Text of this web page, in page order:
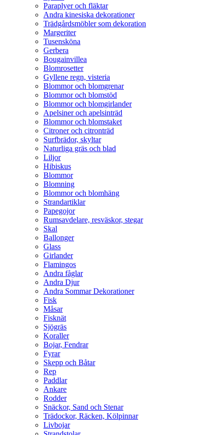
Paraplyer och fläktar
Andra kinesiska dekorationer
Trädgårdsmöbler som dekoration
Margeriter
Tusensköna
Gerbera
Bougainvillea
Blomrosetter
Gyllene regn, visteria
Blommor och blomgrenar
Blommor och blomstöd
Blommor och blomgirlander
Apelsiner och apelsinträd
Blommor och blomstaket
Citroner och citronträd
Surfbrädor, skyltar
Naturliga gräs och blad
Liljor
Hibiskus
Blommor
Blomning
Blommor och blomhäng
Strandartiklar
Papegojor
Rumsavdelare, resväskor, stegar
Skal
Ballonger
Glass
Girlander
Flamingos
Andra fåglar
Andra Djur
Andra Sommar Dekorationer
Fisk
Måsar
Fisknät
Sjögräs
Koraller
Bojar, Fendrar
Fyrar
Skepp och Båtar
Rep
Paddlar
Ankare
Rodder
Snäckor, Sand och Stenar
Trädockor, Räcken, Kölpinnar
Livbojar